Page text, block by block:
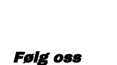
Følg oss